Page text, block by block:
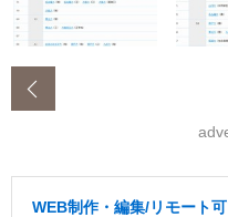
WEB制作・編集/リモート